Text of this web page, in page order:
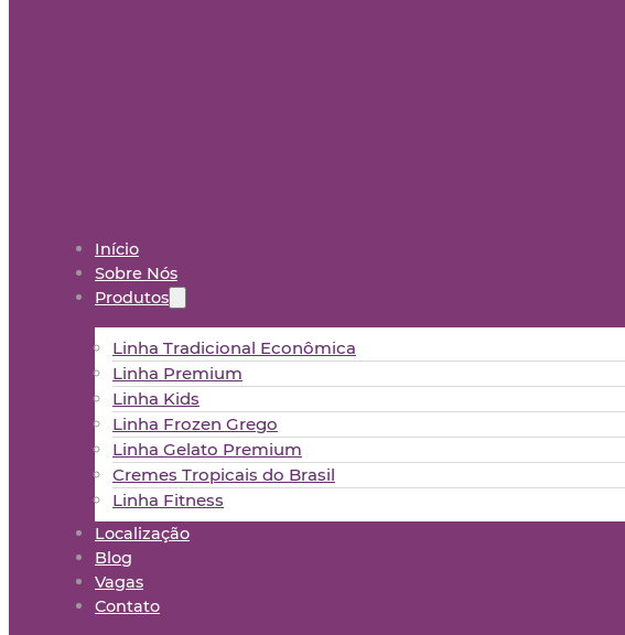
Início
Sobre Nós
Produtos
Linha Tradicional Econômica
Linha Premium
Linha Kids
Linha Frozen Grego
Linha Gelato Premium
Cremes Tropicais do Brasil
Linha Fitness
Localização
Blog
Vagas
Contato